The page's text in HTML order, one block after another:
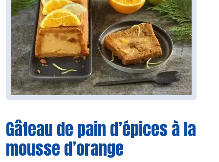
Gâteau de pain d’épices à la
mousse d’orange